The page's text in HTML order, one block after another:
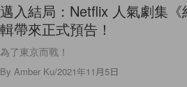
邁入結局：Netflix 人氣劇集
輯帶來正式預告！
為了東京而戰！
By Amber Ku/2021年11月5日